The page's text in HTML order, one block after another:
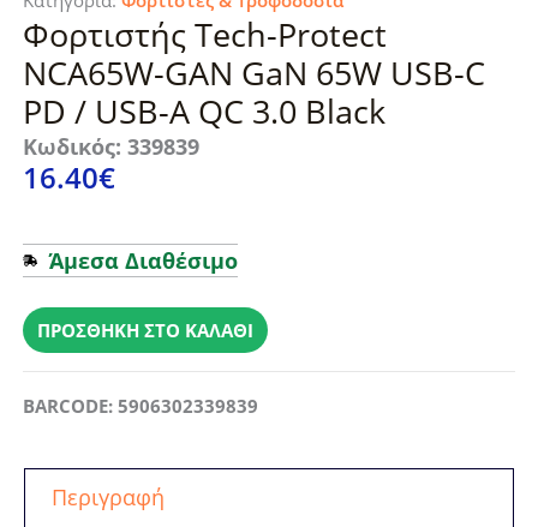
Φορτιστής Tech-Protect
NCA65W-GAN GaN 65W USB-C
PD / USB-A QC 3.0 Black
Κωδικός: 339839
16.40€
Άμεσα Διαθέσιμο
Tech-
Protect
GAN
USB-
ΠΡΟΣΘΉΚΗ ΣΤΟ ΚΑΛΆΘΙ
BARCODE: 5906302339839
Περιγραφή